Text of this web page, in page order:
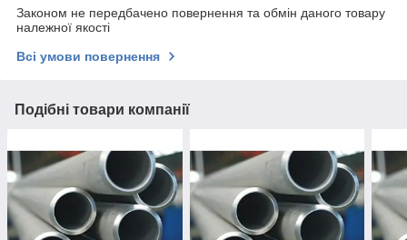
Законом не передбачено повернення та обмін даного товару
належної якості
Всі умови повернення
Подібні товари компанії